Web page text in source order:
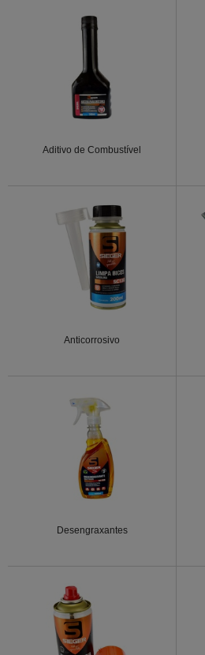
Aditivo de Combustível
Anticorrosivo
Desengraxantes